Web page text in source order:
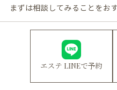
まずは相談してみることをお
悩み
特徴
肩こり・腰
エステ LINEで予約